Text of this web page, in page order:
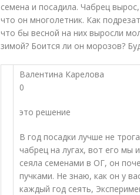
семена и посадила. Чабрец
что он многолетник. Как
что бы весной на них выросли
зимой? Боится ли он морозов?
Валентина Карелова
0
это решение
В год посадки лучше не
чабрец на лугах, вот его мы
сеяла семенами в ОГ, он
пучками. Не знаю, как он у
каждый год сеять,